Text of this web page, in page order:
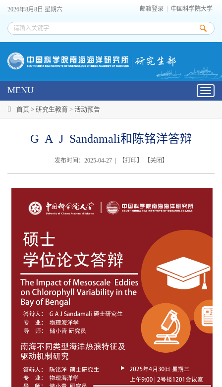
2026年8月8日 星期六 邮箱登录 中国科学院大学
MENU
首页 > 研究生教育 > 活动预告
G A J Sandamali和陈铭洋答辩
发布时间：2025-04-27 | 【打印】 【关闭 】